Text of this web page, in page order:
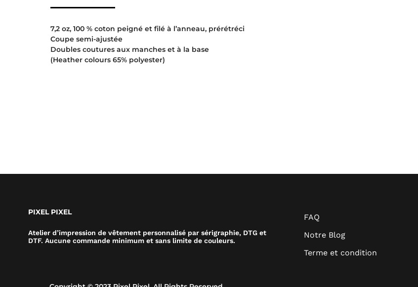
7,2 oz, 100 % coton peigné et filé à l’anneau, prérétréci
Coupe semi-ajustée
Doubles coutures aux manches et à la base
(Heather colours 65% polyester)
PIXEL PIXEL
Atelier d’impression de vêtement personnalisé par sérigraphie, DTG et
DTF. Aucune commande minimum et sans limite de couleurs.
FAQ
Notre Blog
Terme et condition